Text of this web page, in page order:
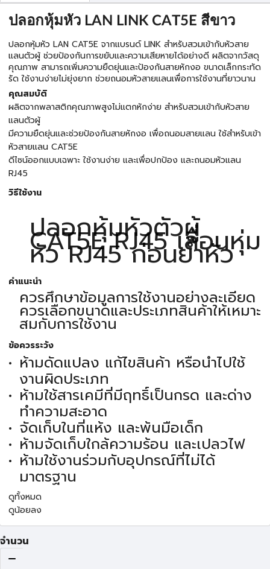
ปลอกหุ้มหัว LAN LINK CAT5E สีขาว
ปลอกหุ้มหัว LAN CAT5E จากแบรนด์ LINK สำหรับสวมเข้ากับหัวสาย
แลนตัวผู้ ช่วยป้องกันการขยับและความเสียหายได้อย่างดี ผลิตจากวัสดุ
คุณภาพ สามารถเพิ่มความยืดยุ่นและป้องกันสายหักงอ ขนาดเล็กกระทัด
รัด ใช้งานง่ายไม่ยุ่งยาก ช่วยถนอมหัวสายแลนเพื่อการใช้งานที่ยาวนาน
คุณสมบัติ
ผลิตจากพลาสติกคุณภาพสูงไม่แตกหักง่าย สำหรับสวมเข้ากับหัวสาย
แลนตัวผู้
มีความยืดยุ่นและช่วยป้องกันสายหักงอ เพื่อถนอมสายแลน ใช้สำหรับเข้า
หัวสายแลน CAT5E
ดีไซน์ออกแบบเฉพาะ ใช้งานง่าย และเพื่อปกป้อง และถนอมหัวแลน
RJ45
วิธีใช้งาน
ปลอกหุ้มหัวตัวผู้
CAT5E RJ45 เลื่อนหุ่ม
หัว RJ45 ก่อนย้ำหัว
คำแนะนำ
ควรศึกษาข้อมูลการใช้งานอย่างละเอียด
ควรเลือกขนาดและประเภทสินค้าให้เหมาะ
สมกับการใช้งาน
ข้อควรระวัง
ห้ามดัดแปลง แก้ไขสินค้า หรือนำไปใช้
งานผิดประเภท
ห้ามใช้สารเคมีที่มีฤทธิ์เป็นกรด และด่าง
ทำความสะอาด
จัดเก็บในที่แห้ง และพ้นมือเด็ก
ห้ามจัดเก็บใกล้ความร้อน และเปลวไฟ
ห้ามใช้งานร่วมกับอุปกรณ์ที่ไม่ได้
มาตรฐาน
ดูทั้งหมด
ดูน้อยลง
จำนวน